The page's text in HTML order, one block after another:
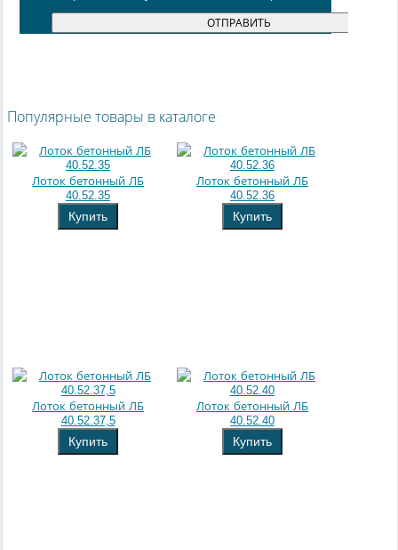
Популярные товары в каталоге
Лоток бетонный ЛБ
40.52.35
Купить
Лоток бетонный ЛБ
40.52.36
Купить
Лоток бетонный ЛБ
40.52.37,5
Купить
Лоток бетонный ЛБ
40.52.40
Купить